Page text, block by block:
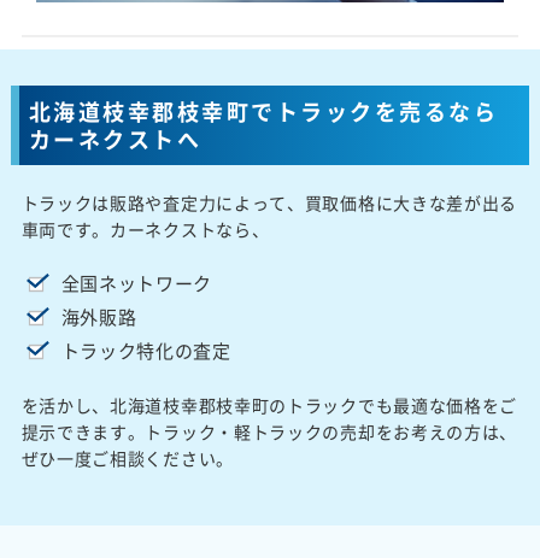
北海道枝幸郡枝幸町でトラックを売るなら
カーネクストへ
トラックは販路や査定力によって、買取価格に大きな差が出る
車両です。カーネクストなら、
全国ネットワーク
海外販路
トラック特化の査定
を活かし、北海道枝幸郡枝幸町のトラックでも最適な価格をご
提示できます。トラック・軽トラックの売却をお考えの方は、
ぜひ一度ご相談ください。